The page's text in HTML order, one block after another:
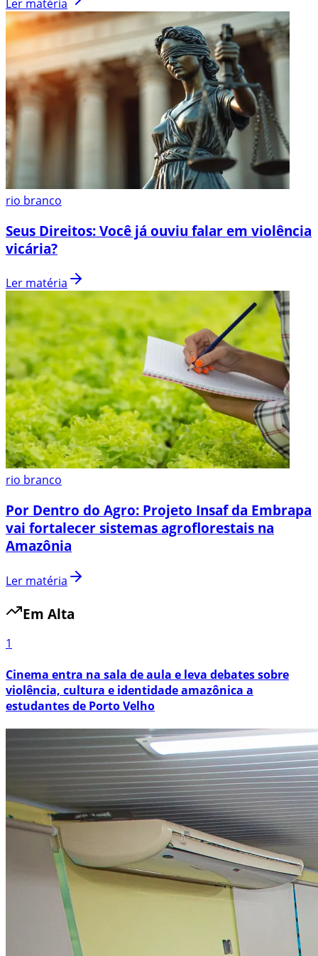
Ler matéria
rio branco
Seus Direitos: Você já ouviu falar em violência
vicária?
Ler matéria
rio branco
Por Dentro do Agro: Projeto Insaf da Embrapa
vai fortalecer sistemas agroflorestais na
Amazônia
Ler matéria
Em Alta
1
Cinema entra na sala de aula e leva debates sobre
violência, cultura e identidade amazônica a
estudantes de Porto Velho